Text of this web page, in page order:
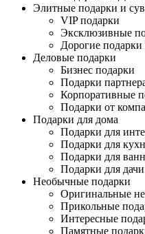
Элитные подарки и
VIP подарки
Эксклюзивные
Дорогие
Деловые подарки
Бизнес подарки
Подарки
Корпоративные
Подарки от
Подарки для дома
Подарки для
Подарки для
Подарки для
Подарки для дачи
Необычные подарки
Оригинальные
Прикольные
Интересные
Памятные